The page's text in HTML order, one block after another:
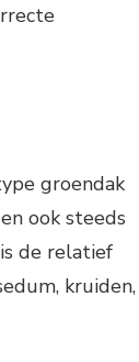
groendak
ook steeds
de relatief
kruiden,